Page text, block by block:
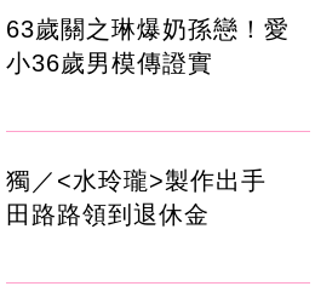
63歲關之琳爆奶孫戀！愛
小36歲男模傳證實
獨／<水玲瓏>製作出手
田路路領到退休金